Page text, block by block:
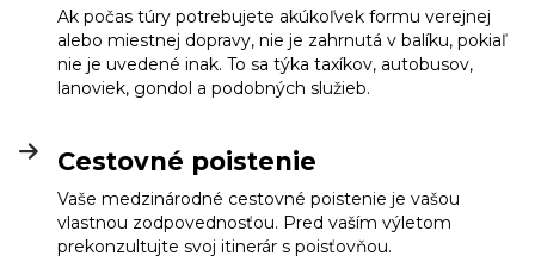
Ak počas túry potrebujete akúkoľvek formu verejnej
alebo miestnej dopravy, nie je zahrnutá v balíku, pokiaľ
nie je uvedené inak. To sa týka taxíkov, autobusov,
lanoviek, gondol a podobných služieb.
Cestovné poistenie
Vaše medzinárodné cestovné poistenie je vašou
vlastnou zodpovednosťou. Pred vaším výletom
prekonzultujte svoj itinerár s poisťovňou.